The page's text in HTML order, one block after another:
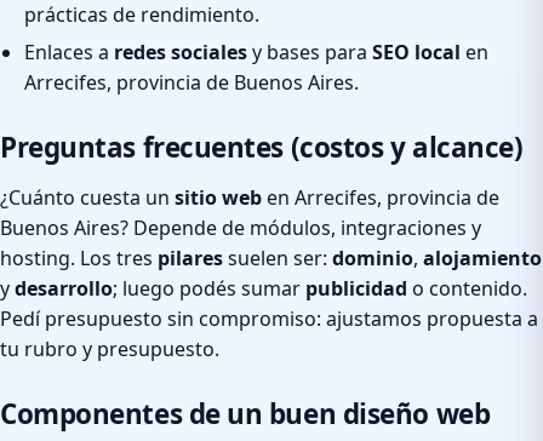
prácticas de rendimiento.
Enlaces a redes socialesy bases para SEO local en
Arrecifes, provincia de Buenos Aires.
Preguntas frecuentes (costos y alcance)
¿Cuánto cuesta un sitio weben Arrecifes, provincia de
Buenos Aires? Depende de módulos, integraciones y
hosting. Los tres pilaressuelen ser: dominio, alojamiento
ydesarrollo; luego podés sumar publicidad o contenido.
Pedí presupuesto sin compromiso: ajustamos propuesta a
tu rubro y presupuesto.
Componentes de un buen diseño web